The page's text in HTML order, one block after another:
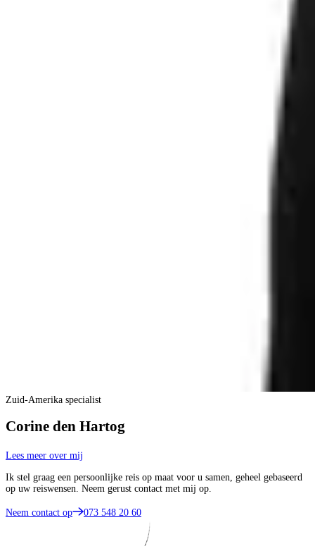
Zuid-Amerika specialist
Corine den Hartog
Lees meer over mij
Ik stel graag een persoonlijke reis op maat voor u samen, geheel gebaseerd
op uw reiswensen. Neem gerust contact met mij op.
Neem contact op 073 548 20 60